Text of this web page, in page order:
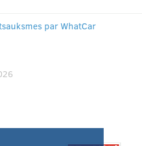
par WhatCar